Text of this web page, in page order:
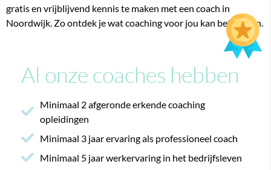
gratis en vrijblijvend kennis te maken met een coach in
Noordwijk. Zo ontdek je wat coaching voor jou kan betekenen.
Al onze coaches hebben
Minimaal 2 afgeronde erkende coaching
opleidingen
Minimaal 3 jaar ervaring als professioneel coach
Minimaal 5 jaar werkervaring in het bedrijfsleven